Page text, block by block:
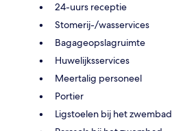
24-uurs receptie
Stomerij-/wasservices
Bagageopslagruimte
Huwelijksservices
Meertalig personeel
Portier
Ligstoelen bij het zwembad